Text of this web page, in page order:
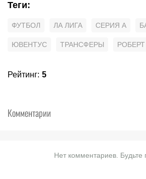
Теги:
ФУТБОЛ ЛА ЛИГА СЕРИЯ А
ЮВЕНТУС ТРАНСФЕРЫ
Рейтинг: 5
Комментарии
Нет комментариев. Будьте